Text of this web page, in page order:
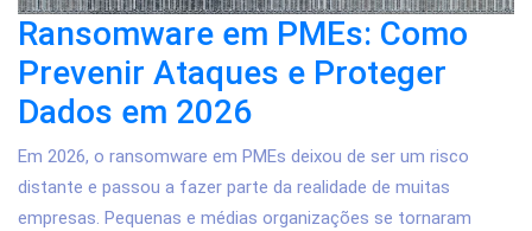
Ransomware em PMEs: Como
Prevenir Ataques e Proteger
Dados em 2026
Em 2026, o ransomware em PMEs deixou de ser um risco
distante e passou a fazer parte da realidade de muitas
empresas. Pequenas e médias organizações se tornaram